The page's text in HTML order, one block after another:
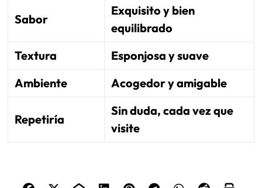
Sabor
Exquisito y bien
equilibrado
Textura
Esponjosa y suave
Ambiente
Acogedor y amigable
Repetiría
Sin duda, cada vez que
visite